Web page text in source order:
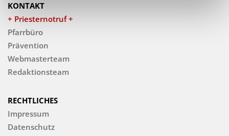
KONTAKT
+ Priesternotruf +
Pfarrbüro
Prävention
Webmasterteam
Redaktionsteam
RECHTLICHES
Impressum
Datenschutz